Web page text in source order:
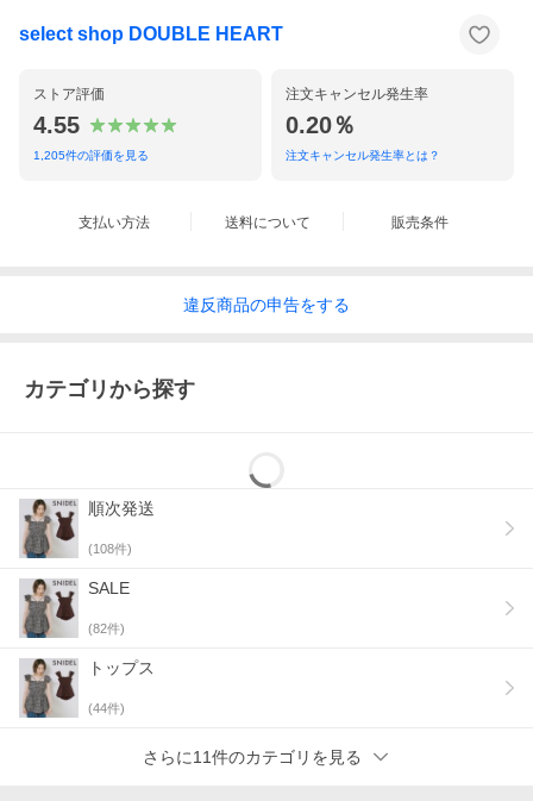
●生地の厚さ
普通
select shop DOUBLE HEART
ストア評価
4.55
1,205件の評価を見る
注文キャンセル発生率
0.20％
注文キャンセル発生率とは？
支払い方法 送料について 販売条件
違反商品の申告をする
カテゴリから探す
順次発送
(108件)
SALE
(82件)
トップス
(44件)
さらに11件のカテゴリを見る